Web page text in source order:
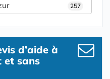
257
d’aide à
et sans